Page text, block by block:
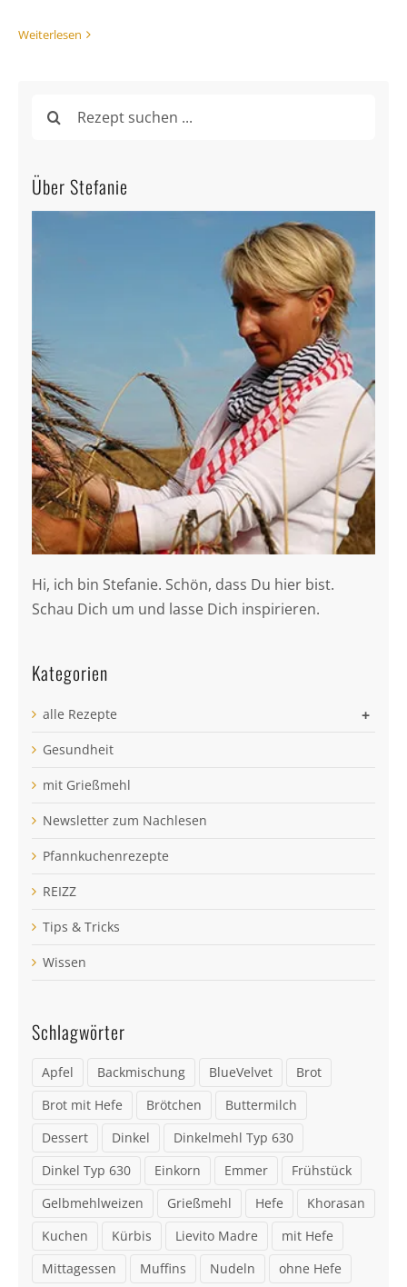
Weiterlesen
nach:
Über Stefanie
Hi, ich bin Stefanie. Schön, dass Du hier bist.
Schau Dich um und lasse Dich inspirieren.
Kategorien
alle Rezepte +
Gesundheit
mit Grießmehl
Newsletter zum Nachlesen
Pfannkuchenrezepte
REIZZ
Tips & Tricks
Wissen
Schlagwörter
Apfel Backmischung BlueVelvet
Brot
Brot mit Hefe
Brötchen
Buttermilch
Dessert
Dinkel
Dinkelmehl Typ 630
Dinkel Typ 630
Einkorn Emmer
Frühstück
Gelbmehlweizen
Grießmehl Hefe
Khorasan
Kuchen
Kürbis Lievito Madre
mit Hefe
Mittagessen
Muffins Nudeln ohne Hefe